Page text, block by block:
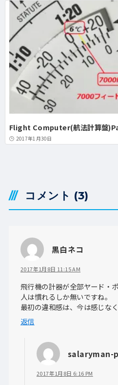
Flight Computer(航法計算盤
2017年1月30日
コメント (3)
黒白ネコ
2017年1月8日 11:15 AM
飛行機の計器が全部ヤード・
人は慣れるしか無いですね。
最初の違和感は、今は感じな
返信
salaryman-
2017年1月8日 6:16 PM